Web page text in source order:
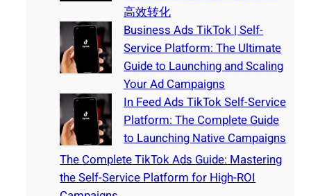
高效转化
Business Ads TikTok | Self-
Service Platform: The Ultimate
Guide to Launching and Scaling
Your Ad Campaigns
In Feed Ads TikTok Self-Service
Platform: The Complete Guide
to Launching Native Campaigns
The Complete TikTok Ads Guide: Mastering
the Self-Service Platform for High-ROI